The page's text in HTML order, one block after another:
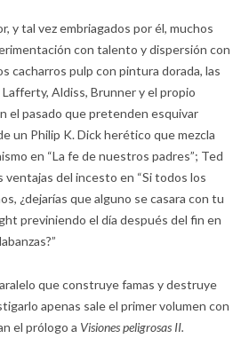
y tal vez embriagados por él, muchos
con talento y dispersión con
cacharros pulp con pintura dorada, las
Aldiss, Brunner y el propio
el pasado que pretenden esquivar
un Philip K. Dick herético que mezcla
en “La fe de nuestros padres”; Ted
ventajas del incesto en “Si todos los
¿dejarías que alguno se casara con tu
previniendo el día después del fin en
que construye famas y destruye
apenas sale el primer volumen con
el prólogo a Visiones peligrosas II.